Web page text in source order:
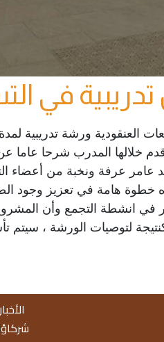
في
خلالها المدرب شرحا عاما عن
عامر عرفة ونخبة من أعضاء
خطوة هامة في تعزيز وجود
في انشطة التجمع وأن
لتوصيات الورشة ، سيتم
الأخبار